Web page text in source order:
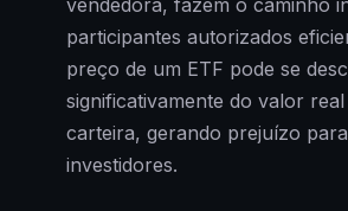
participantes autorizados
preço de um ETF pode se
significativamente do valor real
carteira, gerando prejuízo para
investidores.